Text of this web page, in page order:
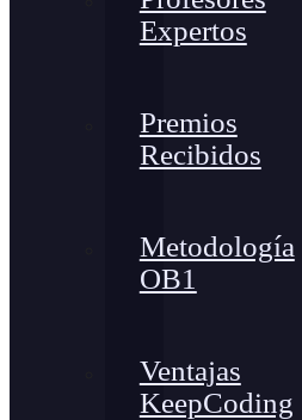
Expertos
Premios
Recibidos
Metodología
OB1
Ventajas
KeepCoding